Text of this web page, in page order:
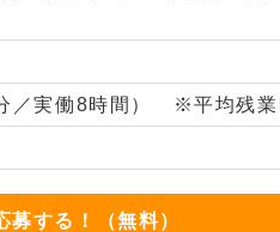
／実働8時間） ※平均残業
募する！（無料）